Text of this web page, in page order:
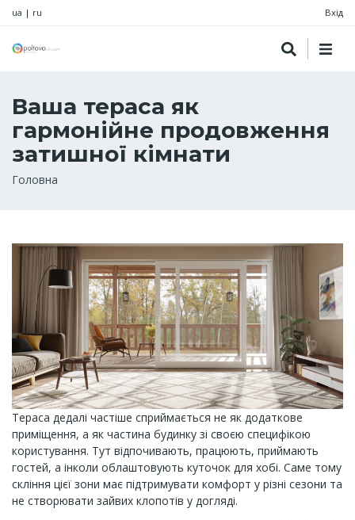
ua | ru Вхід
Ваша тераса як
гармонійне продовження
затишної кімнати
Рядок
Головна
Тераса дедалі частіше сприймається не як додаткове
приміщення, а як частина будинку зі своєю специфікою
користування. Тут відпочивають, працюють, приймають
гостей, а інколи облаштовують куточок для хобі. Саме тому
скління цієї зони має підтримувати комфорт у різні сезони та
не створювати зайвих клопотів у догляді.